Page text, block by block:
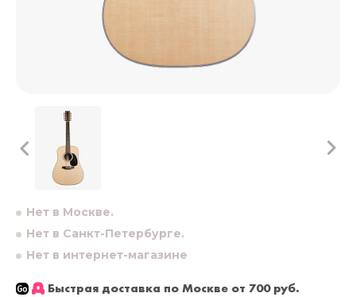
Нет в Москве.
Нет в Санкт-Петербурге.
Нет в интернет-магазине
Быстрая доставка по Москве от 700 руб.